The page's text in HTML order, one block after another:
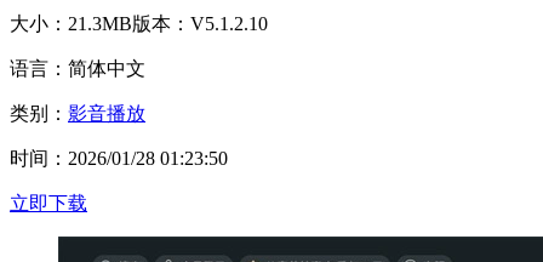
大小：21.3MB版本：V5.1.2.10
语言：简体中文
类别： 影音播放
时间：2026/01/28 01:23:50
立即下载